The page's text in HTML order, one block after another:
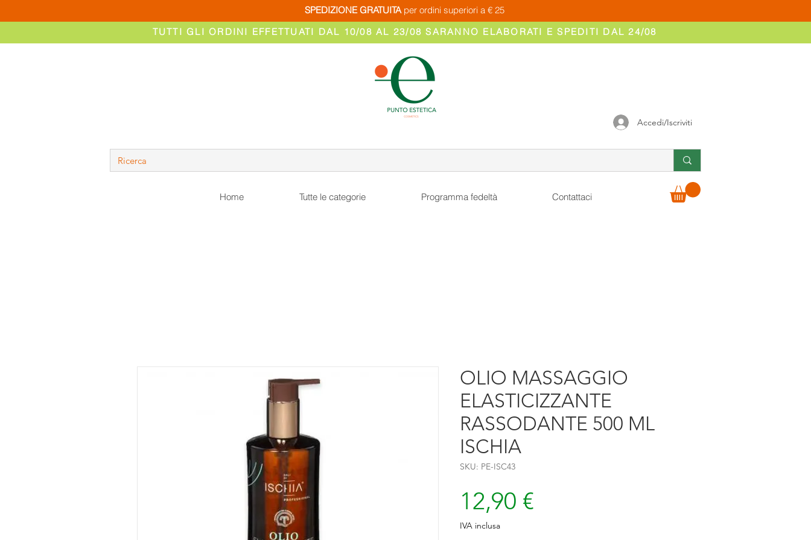
SPEDIZIONE GRATUITAper ordini superiori a € 25
TUTTI GLI ORDINI EFFETTUATI DAL 10/08 AL 23/08 SARANNO ELABORATI E SPEDITI DAL 24/08
Accedi/Iscriviti
Home Tutte le categorie Programma fedeltà Contattaci
OLIO MASSAGGIO
ELASTICIZZANTE
RASSODANTE 500 ML
ISCHIA
SKU: PE-ISC43
12,90 €
IVA inclusa